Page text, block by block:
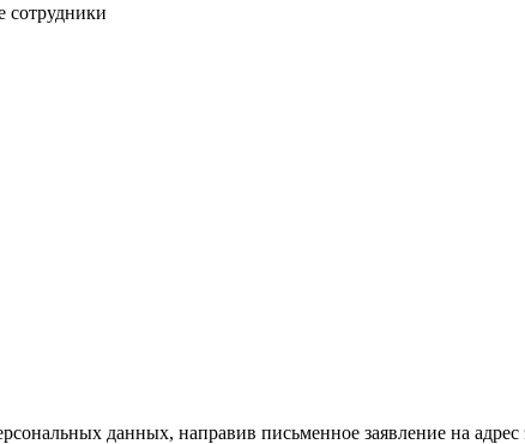
сотрудники
данных, направив письменное заявление на